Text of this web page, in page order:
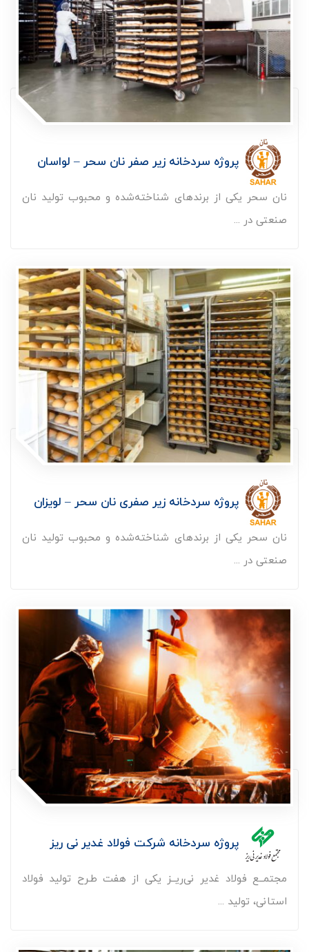
پروژه سردخانه زیر صفر نان سحر – لواسان
نان سحر یکی از برندهای شناخته‌شده و محبوب تولید نان
صنعتی در ...
پروژه سردخانه زیر صفری نان سحر – لویزان
نان سحر یکی از برندهای شناخته‌شده و محبوب تولید نان
صنعتی در ...
پروژه سردخانه شرکت فولاد غدیر نی ریز
مجتمــع فولاد غدیر نی‌‏ریــز یکی از هفت طـرح تولید فولاد
استانی، تولید ...